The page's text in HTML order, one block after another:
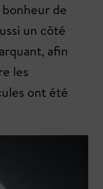
de
un côté
afin
les
ont été